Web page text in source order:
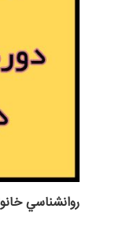
روانشناسي